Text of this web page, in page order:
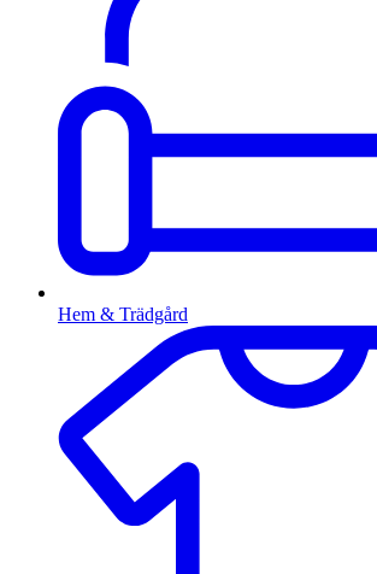
Hem & Trädgård